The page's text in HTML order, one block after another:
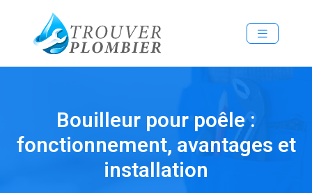
Bouilleur pour poêle :
fonctionnement, avantages et
installation